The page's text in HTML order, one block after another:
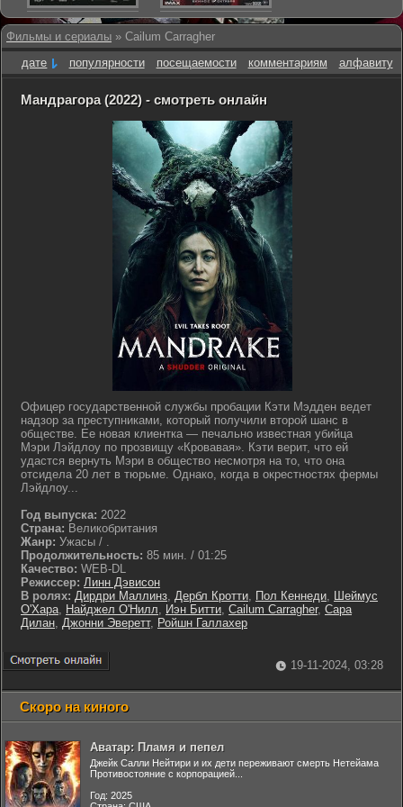
Фильмы и сериалы » Cailum Carragher
дате
популярности посещаемости комментариям алфавиту
Мандрагора (2022) - смотреть онлайн
Офицер государственной службы пробации Кэти Мэдден ведет
надзор за преступниками, который получили второй шанс в
обществе. Ее новая клиентка — печально известная убийца
Мэри Лэйдлоу по прозвищу «Кровавая». Кэти верит, что ей
удастся вернуть Мэри в общество несмотря на то, что она
отсидела 20 лет в тюрьме. Однако, когда в окрестностях фермы
Лэйдлоу...
Год выпуска: 2022
Страна: Великобритания
Жанр: Ужасы / .
Продолжительность: 85 мин. / 01:25
Качество: WEB-DL
Режиссер: Линн Дэвисон
В ролях: Дирдри Маллинз, Дербл Кротти, Пол Кеннеди, Шеймус
О'Хара, Найджел О'Нилл, Иэн Битти, Cailum Carragher, Сара
Дилан, Джонни Эверетт, Ройшн Галлахер
19-11-2024, 03:28
Скоро на киного
Аватар: Пламя и пепел
Джейк Салли Нейтири и их дети переживают смерть Нетейама
Противостояние с корпорацией...
Год: 2025